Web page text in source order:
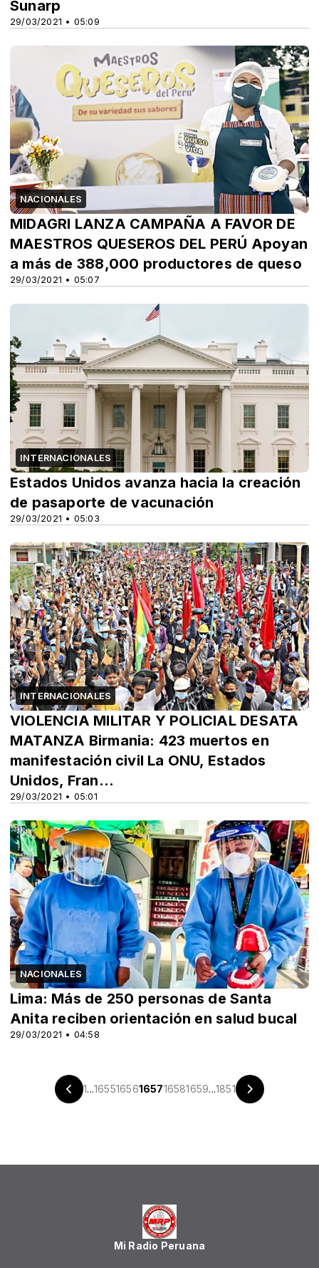
29/03/2021 • 05:09
Sunarp
NACIONALES
29/03/2021 • 05:07
MIDAGRI LANZA CAMPAÑA A FAVOR DE
MAESTROS QUESEROS DEL PERÚ Apoyan
a más de 388,000 productores de queso
INTERNACIONALES
29/03/2021 • 05:03
Estados Unidos avanza hacia la creación
de pasaporte de vacunación
INTERNACIONALES
29/03/2021 • 05:01
VIOLENCIA MILITAR Y POLICIAL DESATA
MATANZA Birmania: 423 muertos en
manifestación civil La ONU, Estados
Unidos, Fran...
NACIONALES
29/03/2021 • 04:58
Lima: Más de 250 personas de Santa
Anita reciben orientación en salud bucal
1...16551656165716581659...1851
Mi Radio Peruana